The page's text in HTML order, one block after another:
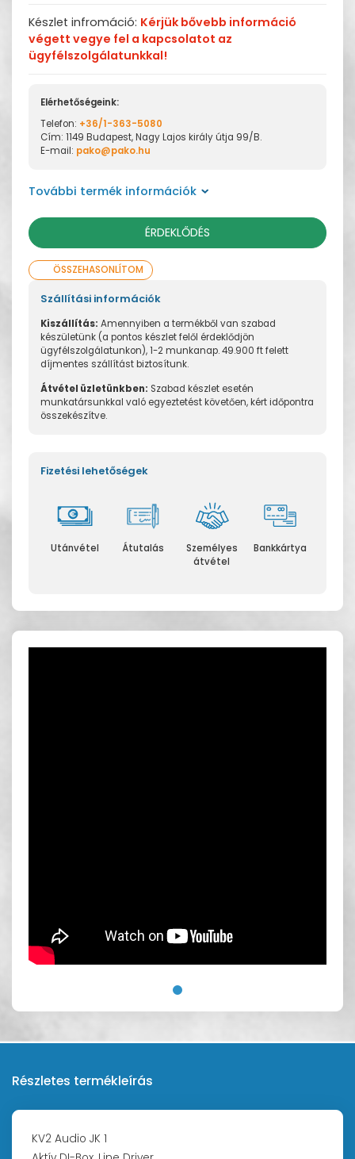
Készlet infromáció: Kérjük bővebb információ
végett vegye fel a kapcsolatot az
ügyfélszolgálatunkkal!
Elérhetőségeink:
Telefon: +36/1-363-5080
Cím: 1149 Budapest, Nagy Lajos király útja 99/B.
E-mail: pako@pako.hu
További termék információk
ÉRDEKLŐDÉS
ÖSSZEHASONLÍTOM
Szállítási információk
Kiszállítás: Amennyiben a termékből van szabad
készületünk (a pontos készlet felől érdeklődjön
ügyfélszolgálatunkon), 1-2 munkanap. 49.900 ft felett
díjmentes szállítást biztosítunk.
Átvétel üzletünkben: Szabad készlet esetén
munkatársunkkal való egyeztetést követően, kért időpontra
összekészítve.
Fizetési lehetőségek
Utánvétel Átutalás
Személyes
átvétel
Bankkártya
Részletes termékleírás
KV2 Audio JK 1